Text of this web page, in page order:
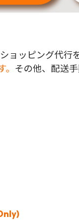
ョッピング代行
その他、配送